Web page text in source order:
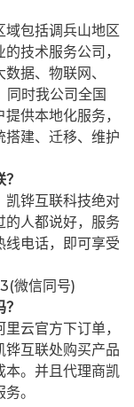
域包括调兵山地区
技术服务公司，
据、物联网、
时我公司全国
供本地化服务，
搭建、迁移、维护
凯铧互联科技绝对
的人都说好，服务
线电话，即可享受
微信同号)
云官方下订单，
铧互联处购买产品
本。并且代理商凯
。